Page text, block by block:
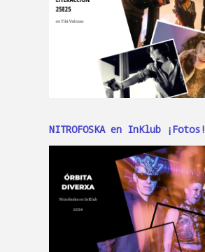
NITROFOSKA en InKlub ¡Fotos!